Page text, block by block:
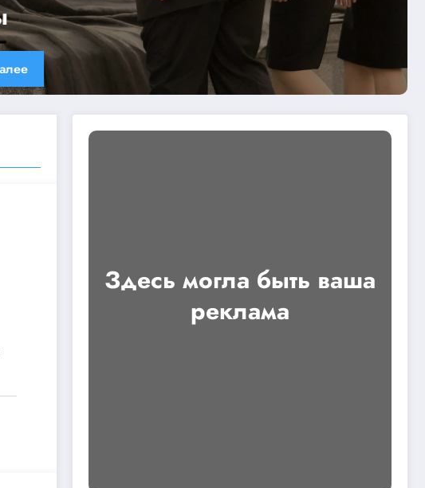
банков
Читать далее
Здесь могла быть ваша
реклама